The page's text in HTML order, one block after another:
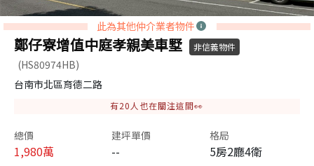
此為其他仲介業者物件
鄭仔寮增值中庭孝親美車墅 非信義物件
(HS80974HB)
台南市北區育德二路
有20 人也在關注這間👀
總價
1,980萬
建坪單價
--
格局
5房2廳4衛